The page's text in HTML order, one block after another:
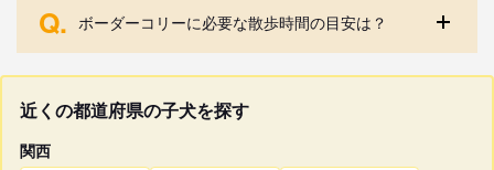
Q. ボーダーコリーに必要な散歩時間の目安は？
近くの都道府県の子犬を探す
関西